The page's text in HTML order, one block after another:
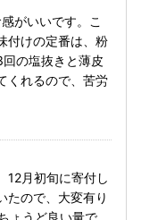
がいいです。こ
付けの定番は、粉
の塩抜きと薄皮
くれるので、苦労
12月初旬に寄付し
たので、大変有り